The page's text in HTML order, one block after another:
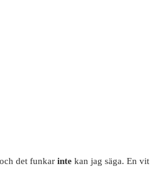
det funkar inte kan jag säga. En vit